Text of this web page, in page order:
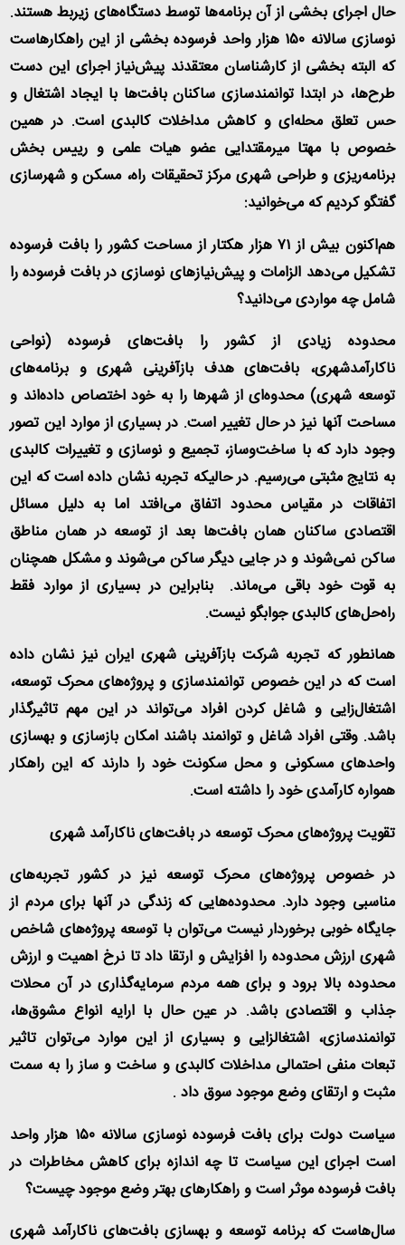
حال اجرای بخشی از آن برنامه‌ها توسط دستگاه‌های زیربط هستند.
نوسازی سالانه ۱۵۰ هزار واحد فرسوده بخشی از این راهکارهاست
که البته بخشی از کارشناسان معتقدند پیش‌نیاز اجرای این دست
طرح‌ها، در ابتدا توانمندسازی ساکنان بافت‌ها با ایجاد اشتغال و
حس تعلق محله‌ای و کاهش مداخلات کالبدی است. در همین
خصوص با مهتا میرمقتدایی عضو هیات علمی و رییس بخش
برنامه‌ریزی و طراحی شهری مرکز تحقیقات راه، مسکن و شهرسازی
گفتگو کردیم که می‌خوانید:
هم‌اکنون بیش از ۷۱ هزار هکتار از مساحت کشور را بافت فرسوده
تشکیل می‌دهد الزامات و پیش‌نیازهای نوسازی در بافت فرسوده را
شامل چه مواردی می‌دانید؟
محدوده زیادی از کشور را بافت‌های فرسوده (نواحی
ناکارآمدشهری، بافت‌های هدف بازآفرینی شهری و برنامه‌های
توسعه شهری) محدوه‌ای از شهرها را به خود اختصاص داده‌اند و
مساحت آنها نیز در حال تغییر است. در بسیاری از موارد این تصور
وجود دارد که با ساخت‌وساز، تجمیع و نوسازی و تغییرات کالبدی
به نتایج مثبتی می‌رسیم. در حالیکه تجربه نشان داده است که این
اتفاقات در مقیاس محدود اتفاق می‌افتد اما به دلیل مسائل
اقتصادی ساکنان همان بافت‌ها بعد از توسعه در همان مناطق
ساکن نمی‌شوند و در جایی دیگر ساکن می‌شوند و مشکل همچنان
به قوت خود باقی می‌ماند. بنابراین در بسیاری از موارد فقط
راه‌حل‌های کالبدی جوابگو نیست.
همانطور که تجربه شرکت بازآفرینی شهری ایران نیز نشان داده
است که در این خصوص توانمندسازی و پروژه‌های محرک توسعه،
اشتغال‌زایی و شاغل کردن افراد می‌تواند در این مهم تاثیرگذار
باشد. وقتی افراد شاغل و توانمند باشند امکان بازسازی و بهسازی
واحدهای مسکونی و محل سکونت خود را دارند که این راهکار
همواره کارآمدی خود را داشته است.
تقویت پروژه‌های محرک توسعه در بافت‌های ناکارآمد شهری
در خصوص پروژه‌های محرک توسعه نیز در کشور تجربه‌های
مناسبی وجود دارد. محدوده‌هایی که زندگی در آنها برای مردم از
جایگاه خوبی برخوردار نیست می‌توان با توسعه پروژه‌های شاخص
شهری ارزش محدوده را افزایش و ارتقا داد تا نرخ اهمیت و ارزش
محدوده بالا برود و برای همه مردم سرمایه‌گذاری در آن محلات
جذاب و اقتصادی باشد. در عین حال با ارایه انواع مشوق‌ها،
توانمندسازی، اشتغالزایی و بسیاری از این موارد می‌توان تاثیر
تبعات منفی احتمالی مداخلات کالبدی و ساخت و ساز را به سمت
مثبت و ارتقای وضع موجود سوق داد .
سیاست دولت برای بافت فرسوده نوسازی سالانه ۱۵۰ هزار واحد
است اجرای این سیاست تا چه اندازه برای کاهش مخاطرات در
بافت فرسوده موثر است و راهکارهای بهتر وضع موجود چیست؟
سال‌هاست که برنامه توسعه و بهسازی بافت‌های ناکارآمد شهری